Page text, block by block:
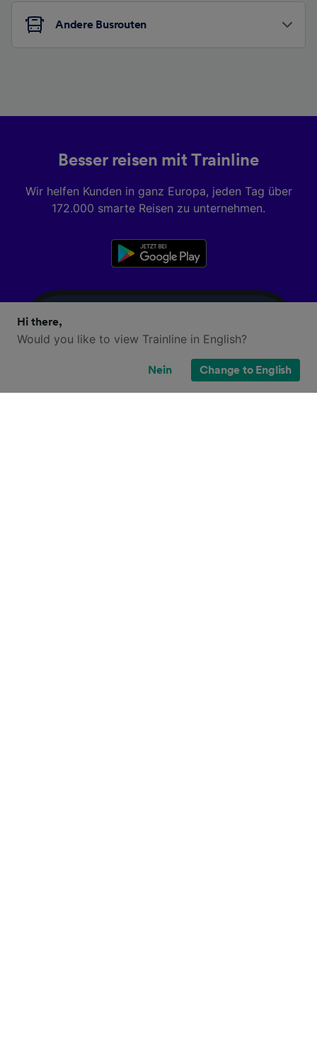
Andere Busrouten
Besser reisen mit Trainline
Wir helfen Kunden in ganz Europa, jeden Tag über
172.000 smarte Reisen zu unternehmen.
Hi there,
Would you like to view Trainline in English?
Nein Change to English